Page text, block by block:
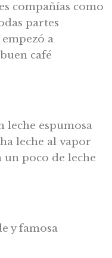
compañías como
partes
a
café
leche espumosa
leche al vapor
un poco de leche
y famosa